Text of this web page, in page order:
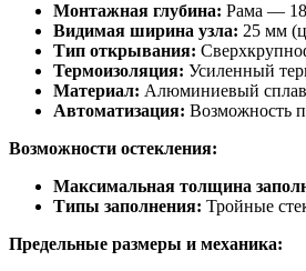
Монтажная глубина: Рама —
Видимая ширина узла: 25 мм
Тип открывания:
Термоизоляция: Усиленный
Материал: Алюминиевый
Автоматизация: Возможность
Возможности остекления:
Максимальная толщина
Типы заполнения: Тройные
Предельные размеры и механика: